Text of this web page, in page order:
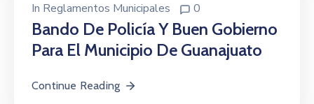
In Reglamentos Municipales 0
Bando De Policía Y Buen Gobierno
Para El Municipio De Guanajuato
Continue Reading